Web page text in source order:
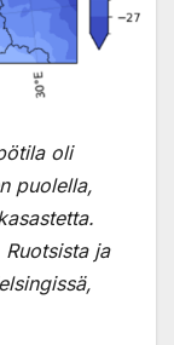
oli
puolella,
ja